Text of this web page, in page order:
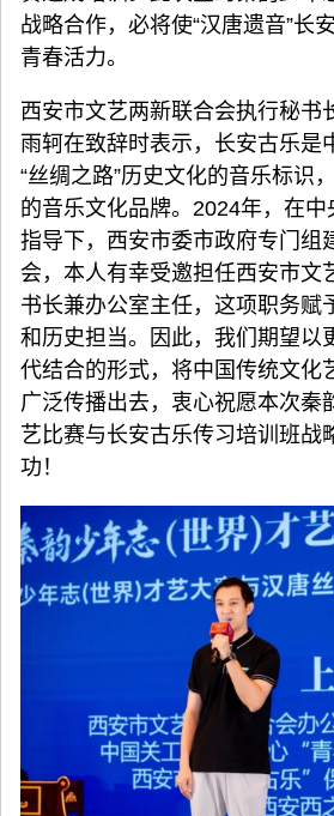
战略合作，必将使“汉唐遗音”长
青春活力。
西安市文艺两新联合会执行秘书
雨轲在致辞时表示，长安古乐是
“丝绸之路”历史文化的音乐标识
的音乐文化品牌。2024年，在
指导下，西安市委市政府专门组
会，本人有幸受邀担任西安市文
书长兼办公室主任，这项职务赋
和历史担当。因此，我们期望以
代结合的形式，将中国传统文化
广泛传播出去，衷心祝愿本次秦
艺比赛与长安古乐传习培训班战
功！